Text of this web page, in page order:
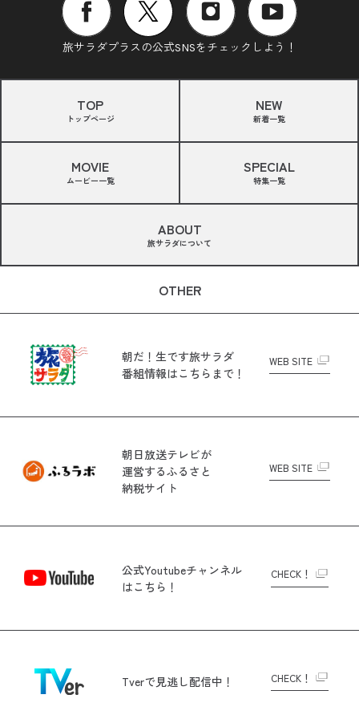
旅サラダプラスの公式SNSをチェックしよう！
TOP
トップページ
NEW
新着一覧
MOVIE
ムービー一覧
SPECIAL
特集一覧
ABOUT
旅サラダについて
OTHER
朝だ！生です旅サラダ
番組情報はこちらまで！
WEB SITE
朝日放送テレビが
運営するふるさと
納税サイト
WEB SITE
公式Youtubeチャンネル
はこちら！
CHECK！
Tverで見逃し配信中！ CHECK！